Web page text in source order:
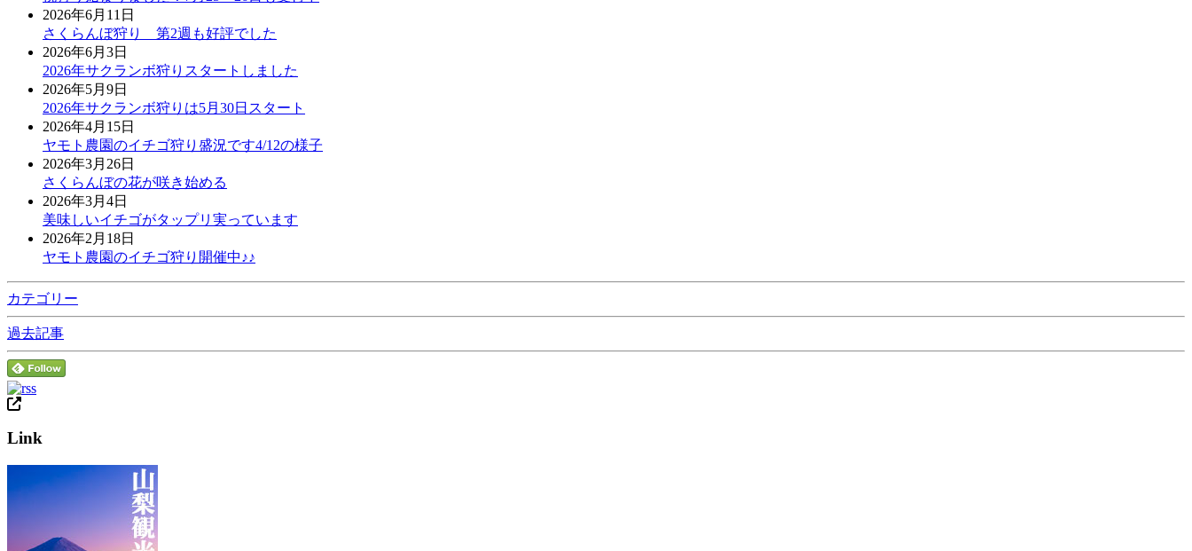
2026年6月11日
さくらんぼ狩り 第2週も好評でした
2026年6月3日
2026年サクランボ狩りスタートしました
2026年5月9日
2026年サクランボ狩りは5月30日スタート
2026年4月15日
ヤモト農園のイチゴ狩り盛況です4/12の様子
2026年3月26日
さくらんぼの花が咲き始める
2026年3月4日
美味しいイチゴがタップリ実っています
2026年2月18日
ヤモト農園のイチゴ狩り開催中♪♪
カテゴリー
過去記事
Link